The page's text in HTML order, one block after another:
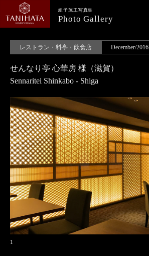
組子施工写真集
Photo Gallery
レストラン・料亭・飲食店 December/2016
せんなり亭 心華房 様（滋賀）
Sennaritei Shinkabo - Shiga
1